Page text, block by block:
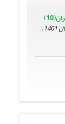
دوره 31، فروردین تا تیرماه344-345-346-347سال 1401 ،